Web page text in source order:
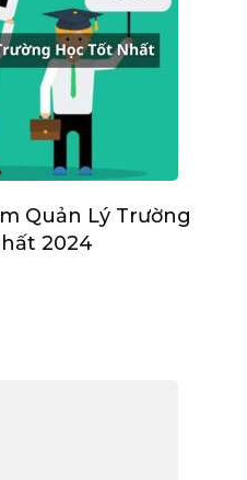
Quản Lý Trường
2024